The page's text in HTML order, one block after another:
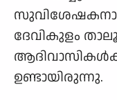
ദേവികുളം
ഉണ്ടായിരുന്നു.